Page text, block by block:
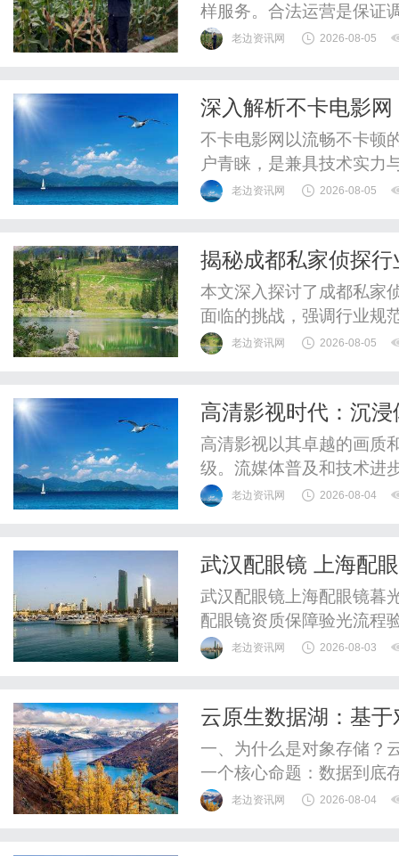
样服务。合法运营是保证
老边资讯网 2026-08-05
深入解析不卡电影
不卡电影网以流畅不卡顿
户青睐，是兼具技术实力
老边资讯网 2026-08-05
揭秘成都私家侦探
本文深入探讨了成都私家
面临的挑战，强调行业规
全面了解私家侦探服务的
老边资讯网 2026-08-05
高清影视时代：沉
高清影视以其卓越的画质
级。流媒体普及和技术进
大。老边资讯网 2026-08-04
武汉配眼镜 上海配
武汉配眼镜上海配眼镜暮
配眼镜资质保障验光流程
惠，兼顾高专业度与高性
老边资讯网 2026-08-03
云原生数据湖：基
构的优势与天翼云实
一、为什么是对象存储？
一个核心命题：数据到底
容痛苦、运维复杂、成本
老边资讯网 2026-08-04